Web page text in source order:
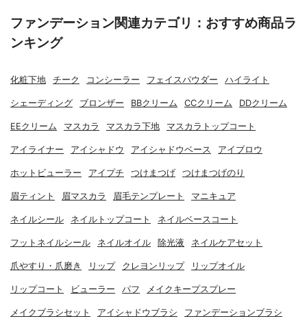
ファンデーション関連カテゴリ：おすすめ商品ラ
ンキング
化粧下地 チーク コンシーラー フェイスパウダー ハイライト
シェーディング ブロンザー BBクリーム CCクリーム DDクリーム
EEクリーム マスカラ マスカラ下地 マスカラトップコート
アイライナー アイシャドウ アイシャドウベース アイブロウ
ホットビューラー アイプチ つけまつげ つけまつげのり
眉ティント 眉マスカラ 眉毛テンプレート マニキュア
ネイルシール ネイルトップコート ネイルベースコート
フットネイルシール ネイルオイル 除光液 ネイルケアセット
爪やすり・爪磨き リップ クレヨンリップ リップオイル
リップコート ビューラー パフ メイクキープスプレー
メイクブラシセット アイシャドウブラシ ファンデーションブラシ